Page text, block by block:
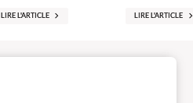
LIRE L'ARTICLE LIRE L'ARTICLE